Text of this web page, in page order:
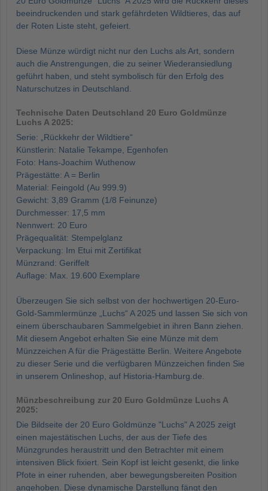
beeindruckenden und stark gefährdeten Wildtieres, das auf
der Roten Liste steht, gefeiert.
Diese Münze würdigt nicht nur den Luchs als Art, sondern
auch die Anstrengungen, die zu seiner Wiederansiedlung
geführt haben, und steht symbolisch für den Erfolg des
Naturschutzes in Deutschland.
Technische Daten Deutschland 20 Euro Goldmünze
Luchs A 2025:
Serie: „Rückkehr der Wildtiere“
Künstlerin: Natalie Tekampe, Egenhofen
Foto: Hans-Joachim Wuthenow
Prägestätte: A = Berlin
Material: Feingold (Au 999.9)
Gewicht: 3,89 Gramm (1/8 Feinunze)
Durchmesser: 17,5 mm
Nennwert: 20 Euro
Prägequalität: Stempelglanz
Verpackung: Im Etui mit Zertifikat
Münzrand: Geriffelt
Auflage: Max. 19.600 Exemplare
Überzeugen Sie sich selbst von der hochwertigen 20-Euro-
Gold-Sammlermünze „Luchs“ A 2025 und lassen Sie sich von
einem überschaubaren Sammelgebiet in ihren Bann ziehen.
Mit diesem Angebot erhalten Sie eine Münze mit dem
Münzzeichen A für die Prägestätte Berlin. Weitere Angebote
zu dieser Serie und die verfügbaren Münzzeichen finden Sie
in unserem Onlineshop, auf Historia-Hamburg.de.
Münzbeschreibung zur 20 Euro Goldmünze Luchs A
2025:
Die Bildseite der 20 Euro Goldmünze "Luchs" A 2025 zeigt
einen majestätischen Luchs, der aus der Tiefe des
Münzgrundes heraustritt und den Betrachter mit einem
intensiven Blick fixiert. Sein Kopf ist leicht gesenkt, die linke
Pfote in einer ruhenden, aber bewegungsbereiten Position
angehoben. Diese dynamische Darstellung fängt den